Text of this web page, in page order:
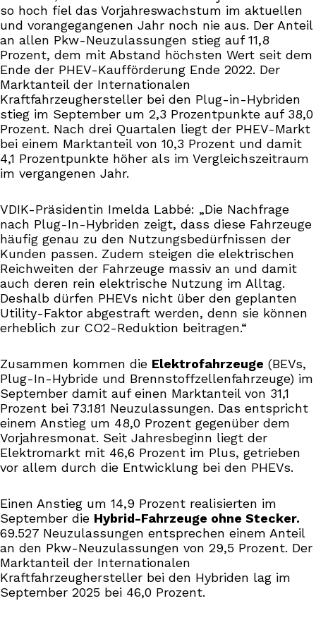
so hoch fiel das Vorjahreswachstum im aktuellen
und vorangegangenen Jahr noch nie aus. Der Anteil
an allen Pkw-Neuzulassungen stieg auf 11,8
Prozent, dem mit Abstand höchsten Wert seit dem
Ende der PHEV-Kaufförderung Ende 2022. Der
Marktanteil der Internationalen
Kraftfahrzeughersteller bei den Plug-in-Hybriden
stieg im September um 2,3 Prozentpunkte auf 38,0
Prozent. Nach drei Quartalen liegt der PHEV-Markt
bei einem Marktanteil von 10,3 Prozent und damit
4,1 Prozentpunkte höher als im Vergleichszeitraum
im vergangenen Jahr.
VDIK-Präsidentin Imelda Labbé: „Die Nachfrage
nach Plug-In-Hybriden zeigt, dass diese Fahrzeuge
häufig genau zu den Nutzungsbedürfnissen der
Kunden passen. Zudem steigen die elektrischen
Reichweiten der Fahrzeuge massiv an und damit
auch deren rein elektrische Nutzung im Alltag.
Deshalb dürfen PHEVs nicht über den geplanten
Utility-Faktor abgestraft werden, denn sie können
erheblich zur CO2-Reduktion beitragen.“
Zusammen kommen die Elektrofahrzeuge (BEVs,
Plug-In-Hybride und Brennstoffzellenfahrzeuge) im
September damit auf einen Marktanteil von 31,1
Prozent bei 73.181 Neuzulassungen. Das entspricht
einem Anstieg um 48,0 Prozent gegenüber dem
Vorjahresmonat. Seit Jahresbeginn liegt der
Elektromarkt mit 46,6 Prozent im Plus, getrieben
vor allem durch die Entwicklung bei den PHEVs.
Einen Anstieg um 14,9 Prozent realisierten im
September die Hybrid-Fahrzeuge ohne Stecker.
69.527 Neuzulassungen entsprechen einem Anteil
an den Pkw-Neuzulassungen von 29,5 Prozent. Der
Marktanteil der Internationalen
Kraftfahrzeughersteller bei den Hybriden lag im
September 2025 bei 46,0 Prozent.